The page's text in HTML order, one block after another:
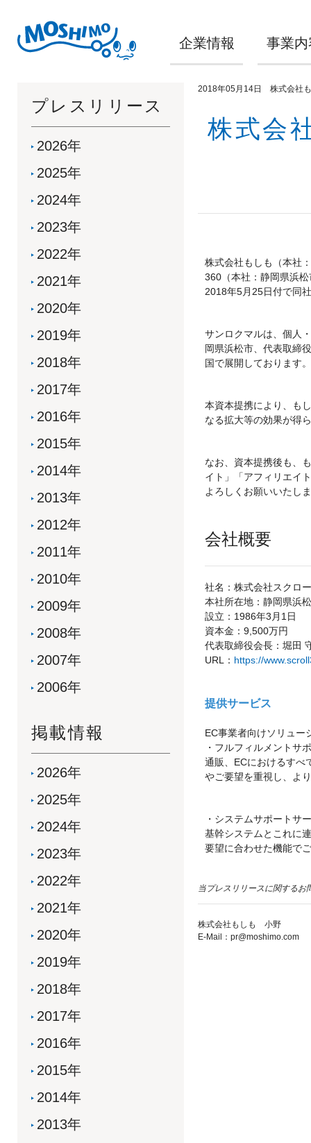
企業情報 事業内
株式会
2018年05月14日 株式会社
株式会社もしも（本社
360（本社：静岡県浜
2018年5月25日付で同
サンロクマルは、個人
岡県浜松市、代表取締
国で展開しております。
本資本提携により、も
なる拡大等の効果が得
なお、資本提携後も、
イト」「アフィリエイ
よろしくお願いいたし
会社概要
社名：株式会社スクロ
本社所在地：静岡県浜
設立：1986年3月1日
資本金：9,500万円
代表取締役会長：堀田
URL： https://
提供サービス
EC事業者向けソリュー
・フルフィルメントサ
通販、ECにおけるすべ
やご要望を重視し、よ
・システムサポートサ
基幹システムとこれに
要望に合わせた機能で
当プレスリリースに関するお
株式会社もしも 小野
E-Mail：pr@moshimo.com
プレスリリース
2026年
2025年
2024年
2023年
2022年
2021年
2020年
2019年
2018年
2017年
2016年
2015年
2014年
2013年
2012年
2011年
2010年
2009年
2008年
2007年
2006年
掲載情報
2026年
2025年
2024年
2023年
2022年
2021年
2020年
2019年
2018年
2017年
2016年
2015年
2014年
2013年